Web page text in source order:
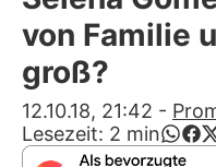
Alle
App
von Familie
groß?
12.10.18, 21:42 -
Lesezeit: 2 min